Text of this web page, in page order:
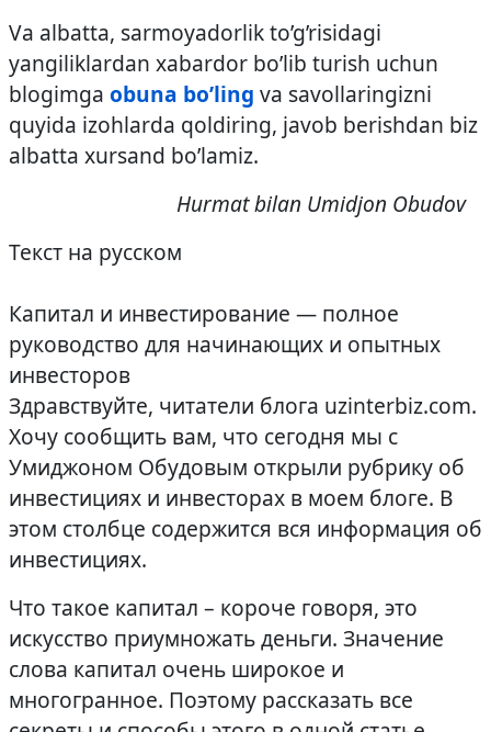
Va albatta, sarmoyadorlik to’g’risidagi
yangiliklardan xabardor bo’lib turish uchun
blogimga obuna bo’ling va savollaringizni
quyida izohlarda qoldiring, javob berishdan biz
albatta xursand bo’lamiz.
Hurmat bilan Umidjon Obudov
Текст на русском
Капитал и инвестирование — полное
руководство для начинающих и опытных
инвесторов
Здравствуйте, читатели блога uzinterbiz.com.
Хочу сообщить вам, что сегодня мы с
Умиджоном Обудовым открыли рубрику об
инвестициях и инвесторах в моем блоге. В
этом столбце содержится вся информация об
инвестициях.
Что такое капитал – короче говоря, это
искусство приумножать деньги. Значение
слова капитал очень широкое и
многогранное. Поэтому рассказать все